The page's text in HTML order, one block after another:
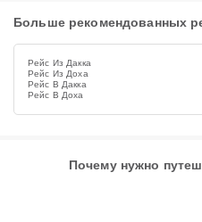
Больше рекомендованных
Рейс Из Дакка
Рейс Из Доха
Рейс В Дакка
Рейс В Доха
Почему нужно